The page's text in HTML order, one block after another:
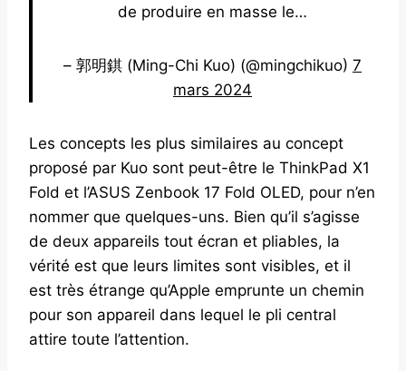
de produire en masse le…
– 郭明錤 (Ming-Chi Kuo) (@mingchikuo) 7
mars 2024
Les concepts les plus similaires au concept
proposé par Kuo sont peut-être le ThinkPad X1
Fold et l’ASUS Zenbook 17 Fold OLED, pour n’en
nommer que quelques-uns. Bien qu’il s’agisse
de deux appareils tout écran et pliables, la
vérité est que leurs limites sont visibles, et il
est très étrange qu’Apple emprunte un chemin
pour son appareil dans lequel le pli central
attire toute l’attention.